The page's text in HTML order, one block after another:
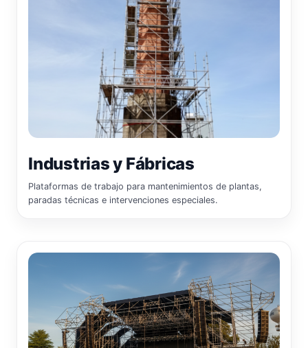
Industrias y Fábricas
Plataformas de trabajo para mantenimientos de plantas,
paradas técnicas e intervenciones especiales.